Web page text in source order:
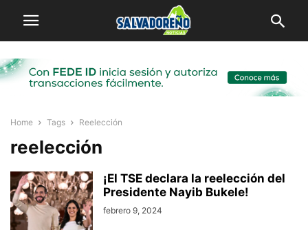
Home Tags Reelección
reelección
¡El TSE declara la reelección del
Presidente Nayib Bukele!
febrero 9, 2024